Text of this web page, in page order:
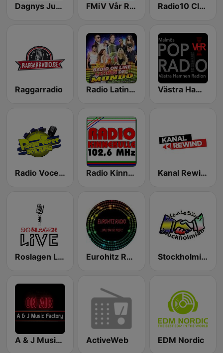
Dagnys Jukebox FMiV Vår Radio Radio10 Classic
Raggarradio Radio Latinos del Mundo Västra Hamnen Radion
Radio Voces Del Alba Radio Kinnekulle Kanal Rewind
Roslagen Live Rock Eurohitz Radio Stockholmian
A & J Music Factory On Air ActiveWeb EDM Nordic